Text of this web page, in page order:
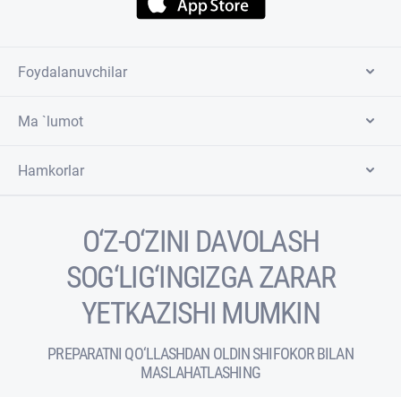
Foydalanuvchilar
Ma `lumot
Hamkorlar
O‘Z-O‘ZINI DAVOLASH
SOG‘LIG‘INGIZGA ZARAR
YETKAZISHI MUMKIN
PREPARATNI QO‘LLASHDAN OLDIN SHIFOKOR BILAN
MASLAHATLASHING